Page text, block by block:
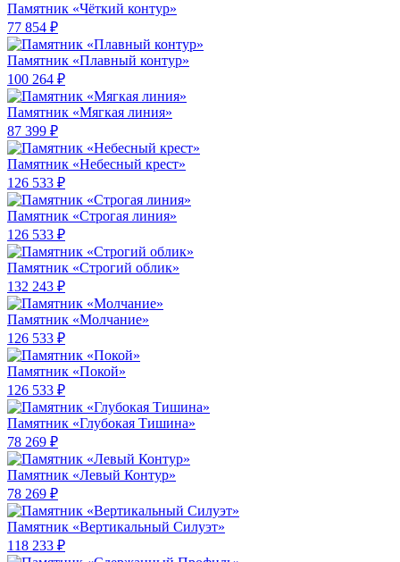
Памятник «Чёткий контур»
77 854 ₽
Памятник «Плавный контур»
100 264 ₽
Памятник «Мягкая линия»
87 399 ₽
Памятник «Небесный крест»
126 533 ₽
Памятник «Строгая линия»
126 533 ₽
Памятник «Строгий облик»
132 243 ₽
Памятник «Молчание»
126 533 ₽
Памятник «Покой»
126 533 ₽
Памятник «Глубокая Тишина»
78 269 ₽
Памятник «Левый Контур»
78 269 ₽
Памятник «Вертикальный Силуэт»
118 233 ₽